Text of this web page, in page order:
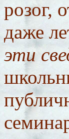
розог,
даже
эти